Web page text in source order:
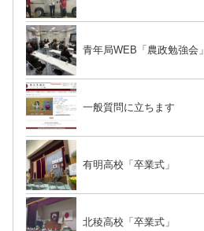
青年局WEB「農政勉強会」
一般質問に立ちます
有明高校「卒業式」
北稜高校「卒業式」